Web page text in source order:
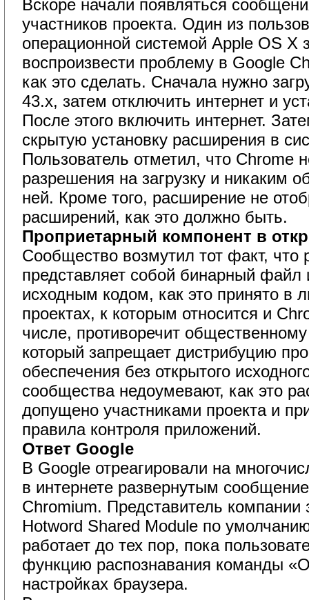
Вскоре начали появляться
участников проекта. Один из
операционной системой Apple OS X
воспроизвести проблему в Google
как это сделать. Сначала нужно
43.x, затем отключить интернет и
После этого включить интернет.
скрытую установку расширения в
Пользователь отметил, что Chrome
разрешения на загрузку и никаким
ней. Кроме того, расширение не
расширений, как это должно быть.
Проприетарный компонент в
Сообщество возмутил тот факт, что
представляет собой бинарный файл
исходным кодом, как это принято в
проектах, к которым относится и
числе, противоречит
который запрещает дистрибуцию
обеспечения без открытого
сообщества недоумевают, как это
допущено участниками проекта и
правила контроля приложений.
Ответ Google
В Google отреагировали на
в интернете развернутым
Chromium. Представитель компании
Hotword Shared Module по
работает до тех пор, пока
функцию распознавания команды
настройках браузера.